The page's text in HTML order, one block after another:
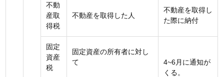
不動
産取
得税
不動産を取得した人
不動産を取得し
た際に納付
固定
資産
税
固定資産の所有者に対し
て
4~6月に通知が
くる。